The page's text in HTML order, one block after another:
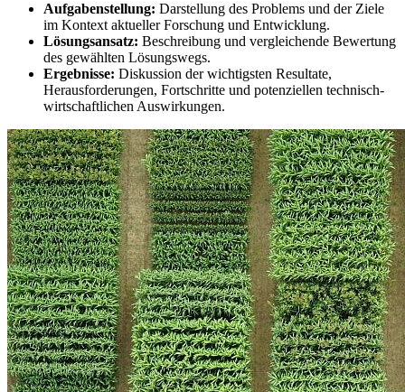
Aufgabenstellung: Darstellung des Problems und der Ziele
im Kontext aktueller Forschung und Entwicklung.
Lösungsansatz: Beschreibung und vergleichende Bewertung
des gewählten Lösungswegs.
Ergebnisse: Diskussion der wichtigsten Resultate,
Herausforderungen, Fortschritte und potenziellen technisch-
wirtschaftlichen Auswirkungen.